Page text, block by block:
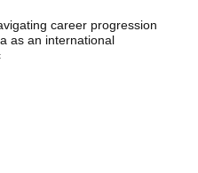
career progression
as an international